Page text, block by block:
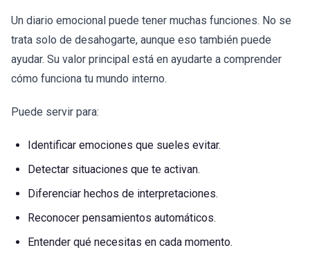
Un diario emocional puede tener muchas funciones. No se
trata solo de desahogarte, aunque eso también puede
ayudar. Su valor principal está en ayudarte a comprender
cómo funciona tu mundo interno.
Puede servir para:
Identificar emociones que sueles evitar.
Detectar situaciones que te activan.
Diferenciar hechos de interpretaciones.
Reconocer pensamientos automáticos.
Entender qué necesitas en cada momento.